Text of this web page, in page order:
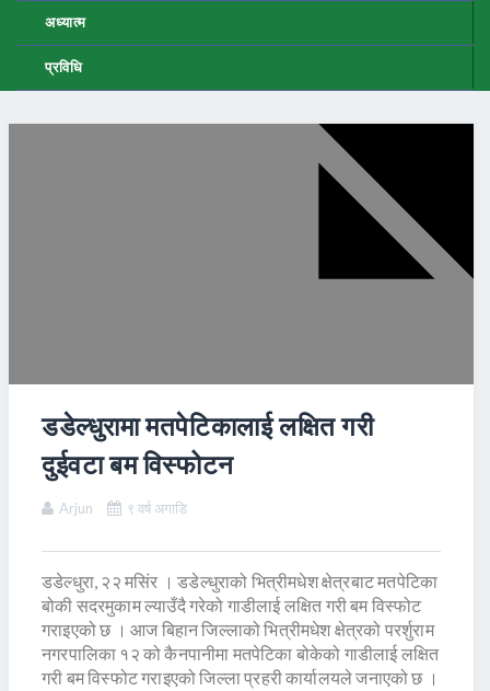
अध्यात्म
प्रविधि
डडेल्धुरामा मतपेटिकालाई लक्षित गरी
दुईवटा बम विस्फोटन
Arjun ९ वर्ष अगाडि
डडेल्धुरा, २२ मसिंर । डडेल्धुराको भित्रीमधेश क्षेत्रबाट मतपेटिका
बोकी सदरमुकाम ल्याउँदै गरेको गाडीलाई लक्षित गरी बम विस्फोट
गराइएको छ । आज बिहान जिल्लाको भित्रीमधेश क्षेत्रको परर्शुराम
नगरपालिका १२ को कैनपानीमा मतपेटिका बोकेको गाडीलाई लक्षित
गरी बम विस्फोट गराइएको जिल्ला प्रहरी कार्यालयले जनाएको छ ।